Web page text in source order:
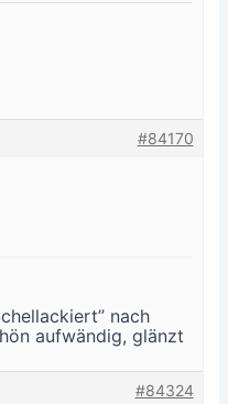
#84170
nach
aufwändig, glänzt
#84324